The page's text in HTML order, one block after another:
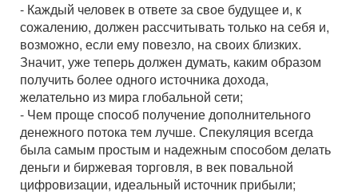
- Каждый человек в ответе за свое будущее и, к
сожалению, должен рассчитывать только на себя и,
возможно, если ему повезло, на своих близких.
Значит, уже теперь должен думать, каким образом
получить более одного источника дохода,
желательно из мира глобальной сети;
- Чем проще способ получение дополнительного
денежного потока тем лучше. Спекуляция всегда
была самым простым и надежным способом делать
деньги и биржевая торговля, в век повальной
цифровизации, идеальный источник прибыли;